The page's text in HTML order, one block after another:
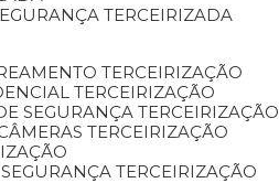
TERCEIRIZADA
TERCEIRIZAÇÃO
TERCEIRIZAÇÃO
SEGURANÇA TERCEIRIZAÇÃO
TERCEIRIZAÇÃO
TERCEIRIZAÇÃO